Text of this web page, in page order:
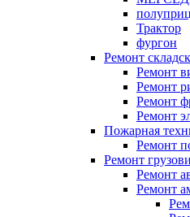
Трактор
фургон
Ремонт
Ремонт
Ремонт
Ремонт
Ремонт
Пожарная
Ремонт
Ремонт
Ремонт
Ремонт